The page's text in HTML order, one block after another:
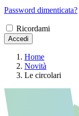
Password dimenticata?
Ricordami
Accedi
Home
Novità
Le circolari